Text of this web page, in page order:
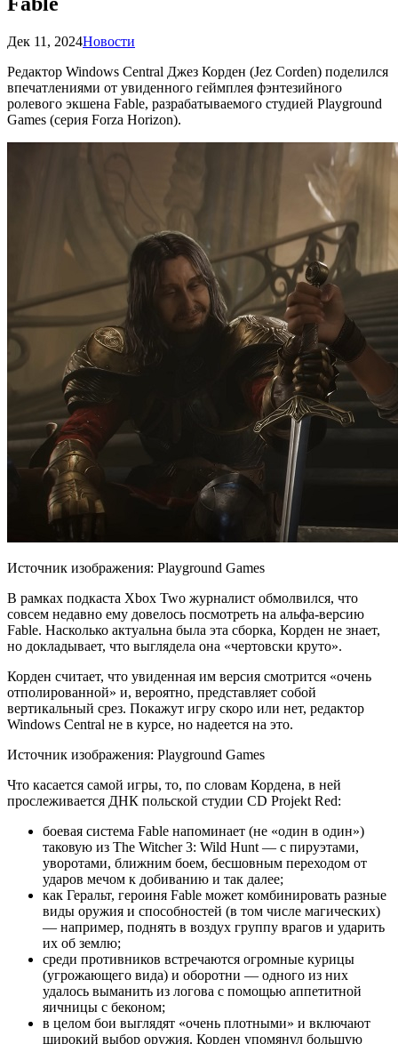
Дек 11, 2024Новости
Редактор Windows Central Джез Корден (Jez Corden) поделился
впечатлениями от увиденного геймплея фэнтезийного
ролевого экшена Fable, разрабатываемого студией Playground
Games (серия Forza Horizon).
Источник изображения: Playground Games
В рамках подкаста Xbox Two журналист обмолвился, что
совсем недавно ему довелось посмотреть на альфа-версию
Fable. Насколько актуальна была эта сборка, Корден не знает,
но докладывает, что выглядела она «чертовски круто».
Корден считает, что увиденная им версия смотрится «очень
отполированной» и, вероятно, представляет собой
вертикальный срез. Покажут игру скоро или нет, редактор
Windows Central не в курсе, но надеется на это.
Источник изображения: Playground Games
Что касается самой игры, то, по словам Кордена, в ней
прослеживается ДНК польской студии CD Projekt Red:
боевая система Fable напоминает (не «один в один»)
таковую из The Witcher 3: Wild Hunt — с пируэтами,
уворотами, ближним боем, бесшовным переходом от
ударов мечом к добиванию и так далее;
как Геральт, героиня Fable может комбинировать разные
виды оружия и способностей (в том числе магических)
— например, поднять в воздух группу врагов и ударить
их об землю;
среди противников встречаются огромные курицы
(угрожающего вида) и оборотни — одного из них
удалось выманить из логова с помощью аппетитной
яичницы с беконом;
в целом бои выглядят «очень плотными» и включают
широкий выбор оружия. Корден упомянул большую